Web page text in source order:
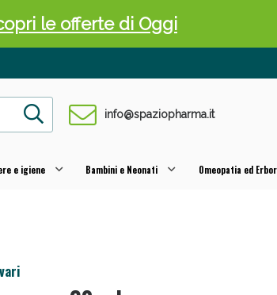
info@spaziopharma.it
e igiene Bambini e Neonati Omeopatia ed
le offerte di Oggi
Sconti fino al 55% validi solo per